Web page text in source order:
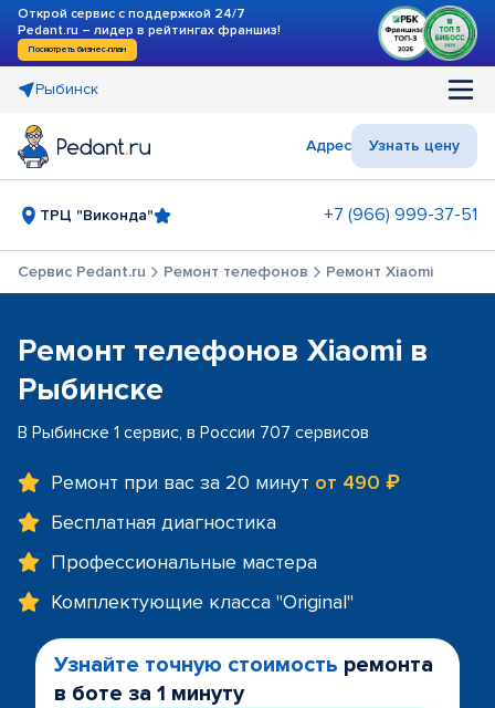
Открой сервис с поддержкой 24/7
Pedant.ru – лидер в рейтингах франшиз!
Посмотреть бизнес-план
Рыбинск
Адрес Узнать цену
ТРЦ "Виконда" +7 (966) 999-37-51
Сервис Pedant.ru Ремонт телефонов Ремонт Xiaomi
Ремонт телефонов Xiaomi в
Рыбинске
В Рыбинске 1 сервис, в России 707 сервисов
Ремонт при вас за 20 минут от 490 ₽
Бесплатная диагностика
Профессиональные мастера
Комплектующие класса "Original"
Узнайте точную стоимость ремонта
в боте за 1 минуту